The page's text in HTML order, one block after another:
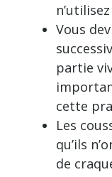
Vous
partie
cette
Les
qu’ils
de